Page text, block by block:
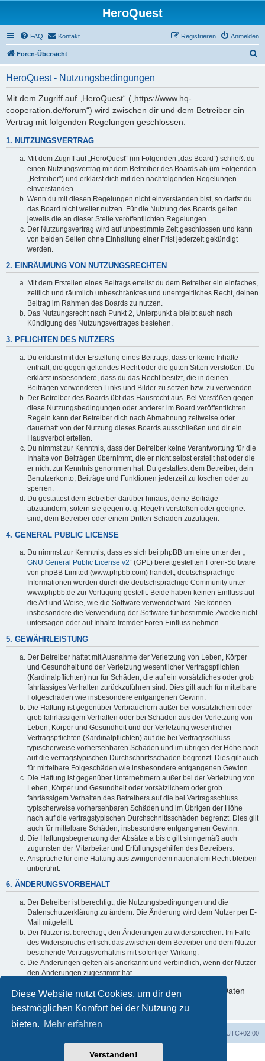
Diese Website nutzt Cookies, um dir den
bestmöglichen Komfort bei der Nutzung zu
bieten. Mehr erfahren
Verstanden!
HeroQuest
FAQ Kontakt Anmelden
Registrieren
Foren-Übersicht
HeroQuest - Nutzungsbedingungen
Mit dem Zugriff auf „HeroQuest“ („https://www.hq-
cooperation.de/forum“) wird zwischen dir und dem Betreiber ein
Vertrag mit folgenden Regelungen geschlossen:
1. NUTZUNGSVERTRAG
Mit dem Zugriff auf „HeroQuest“ (im Folgenden „das Board“) schließt du
einen Nutzungsvertrag mit dem Betreiber des Boards ab (im Folgenden
„Betreiber“) und erklärst dich mit den nachfolgenden Regelungen
einverstanden.
Wenn du mit diesen Regelungen nicht einverstanden bist, so darfst du
das Board nicht weiter nutzen. Für die Nutzung des Boards gelten
jeweils die an dieser Stelle veröffentlichten Regelungen.
Der Nutzungsvertrag wird auf unbestimmte Zeit geschlossen und kann
von beiden Seiten ohne Einhaltung einer Frist jederzeit gekündigt
werden.
2. EINRÄUMUNG VON NUTZUNGSRECHTEN
Mit dem Erstellen eines Beitrags erteilst du dem Betreiber ein einfaches,
zeitlich und räumlich unbeschränktes und unentgeltliches Recht, deinen
Beitrag im Rahmen des Boards zu nutzen.
Das Nutzungsrecht nach Punkt 2, Unterpunkt a bleibt auch nach
Kündigung des Nutzungsvertrages bestehen.
3. PFLICHTEN DES NUTZERS
Du erklärst mit der Erstellung eines Beitrags, dass er keine Inhalte
enthält, die gegen geltendes Recht oder die guten Sitten verstoßen. Du
erklärst insbesondere, dass du das Recht besitzt, die in deinen
Beiträgen verwendeten Links und Bilder zu setzen bzw. zu verwenden.
Der Betreiber des Boards übt das Hausrecht aus. Bei Verstößen gegen
diese Nutzungsbedingungen oder anderer im Board veröffentlichten
Regeln kann der Betreiber dich nach Abmahnung zeitweise oder
dauerhaft von der Nutzung dieses Boards ausschließen und dir ein
Hausverbot erteilen.
Du nimmst zur Kenntnis, dass der Betreiber keine Verantwortung für die
Inhalte von Beiträgen übernimmt, die er nicht selbst erstellt hat oder die
er nicht zur Kenntnis genommen hat. Du gestattest dem Betreiber, dein
Benutzerkonto, Beiträge und Funktionen jederzeit zu löschen oder zu
sperren.
Du gestattest dem Betreiber darüber hinaus, deine Beiträge
abzuändern, sofern sie gegen o. g. Regeln verstoßen oder geeignet
sind, dem Betreiber oder einem Dritten Schaden zuzufügen.
4. GENERAL PUBLIC LICENSE
Du nimmst zur Kenntnis, dass es sich bei phpBB um eine unter der „
GNU General Public License v2“ (GPL) bereitgestellten Foren-Software
von phpBB Limited (www.phpbb.com) handelt; deutschsprachige
Informationen werden durch die deutschsprachige Community unter
www.phpbb.de zur Verfügung gestellt. Beide haben keinen Einfluss auf
die Art und Weise, wie die Software verwendet wird. Sie können
insbesondere die Verwendung der Software für bestimmte Zwecke nicht
untersagen oder auf Inhalte fremder Foren Einfluss nehmen.
5. GEWÄHRLEISTUNG
Der Betreiber haftet mit Ausnahme der Verletzung von Leben, Körper
und Gesundheit und der Verletzung wesentlicher Vertragspflichten
(Kardinalpflichten) nur für Schäden, die auf ein vorsätzliches oder grob
fahrlässiges Verhalten zurückzuführen sind. Dies gilt auch für mittelbare
Folgeschäden wie insbesondere entgangenen Gewinn.
Die Haftung ist gegenüber Verbrauchern außer bei vorsätzlichem oder
grob fahrlässigem Verhalten oder bei Schäden aus der Verletzung von
Leben, Körper und Gesundheit und der Verletzung wesentlicher
Vertragspflichten (Kardinalpflichten) auf die bei Vertragsschluss
typischerweise vorhersehbaren Schäden und im übrigen der Höhe nach
auf die vertragstypischen Durchschnittsschäden begrenzt. Dies gilt auch
für mittelbare Folgeschäden wie insbesondere entgangenen Gewinn.
Die Haftung ist gegenüber Unternehmern außer bei der Verletzung von
Leben, Körper und Gesundheit oder vorsätzlichem oder grob
fahrlässigem Verhalten des Betreibers auf die bei Vertragsschluss
typischerweise vorhersehbaren Schäden und im Übrigen der Höhe
nach auf die vertragstypischen Durchschnittsschäden begrenzt. Dies gilt
auch für mittelbare Schäden, insbesondere entgangenen Gewinn.
Die Haftungsbegrenzung der Absätze a bis c gilt sinngemäß auch
zugunsten der Mitarbeiter und Erfüllungsgehilfen des Betreibers.
Ansprüche für eine Haftung aus zwingendem nationalem Recht bleiben
unberührt.
6. ÄNDERUNGSVORBEHALT
Der Betreiber ist berechtigt, die Nutzungsbedingungen und die
Datenschutzerklärung zu ändern. Die Änderung wird dem Nutzer per E-
Mail mitgeteilt.
Der Nutzer ist berechtigt, den Änderungen zu widersprechen. Im Falle
des Widerspruchs erlischt das zwischen dem Betreiber und dem Nutzer
bestehende Vertragsverhältnis mit sofortiger Wirkung.
Die Änderungen gelten als anerkannt und verbindlich, wenn der Nutzer
den Änderungen zugestimmt hat.
Informationen über den Umgang mit deinen persönlichen Daten
sind in der Datenschutzerklärung enthalten.
UTC+02:00
Powered byphpBB® Forum Software © phpBB Limited